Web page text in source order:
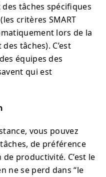
tâches spécifiques
critères SMART
lors de la
tâches). C’est
équipes des
qui est
vous pouvez
de préférence
productivité. C’est le
ne se perd dans “le